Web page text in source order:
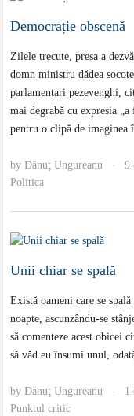
Democrație obscenă
Zilele trecute, presa a
domn ministru dădea
parlamentari pezevenghi,
mai degrabă cu expresia
pentru o clipă de
byDănuţ Ungureanu · 9
Politica
Unii chiar se spală
Există oameni care se
noapte, ascunzându-se
să comenteze acest obicei
să văd eu însumi unul,
byDănuţ Ungureanu · 1
Punktul critic